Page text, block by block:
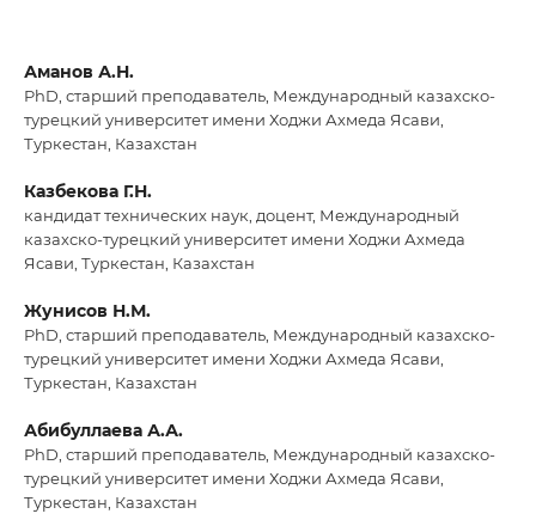
Аманов А.Н.
PhD, старший преподаватель, Международный казахско-
турецкий университет имени Ходжи Ахмеда Ясави,
Туркестан, Казахстан
Казбекова Г.Н.
кандидат технических наук, доцент, Международный
казахско-турецкий университет имени Ходжи Ахмеда
Ясави, Туркестан, Казахстан
Жунисов Н.М.
PhD, старший преподаватель, Международный казахско-
турецкий университет имени Ходжи Ахмеда Ясави,
Туркестан, Казахстан
Абибуллаева А.А.
PhD, старший преподаватель, Международный казахско-
турецкий университет имени Ходжи Ахмеда Ясави,
Туркестан, Казахстан